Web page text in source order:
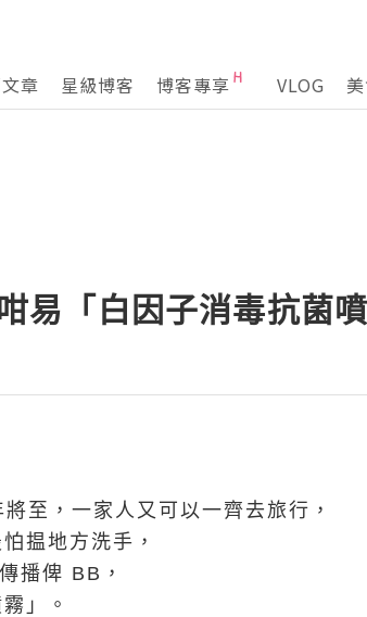
章 星級博客 博客專享 VLOG
易「白因子消毒抗菌
至，一家人又可以一齊去旅行，
揾地方洗手，
播俾 BB，
」。